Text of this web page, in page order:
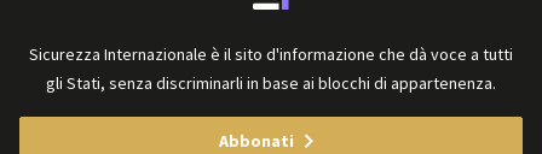
Sicurezza Internazionale è il sito d'informazione che dà voce a tutti
gli Stati, senza discriminarli in base ai blocchi di appartenenza.
Abbonati